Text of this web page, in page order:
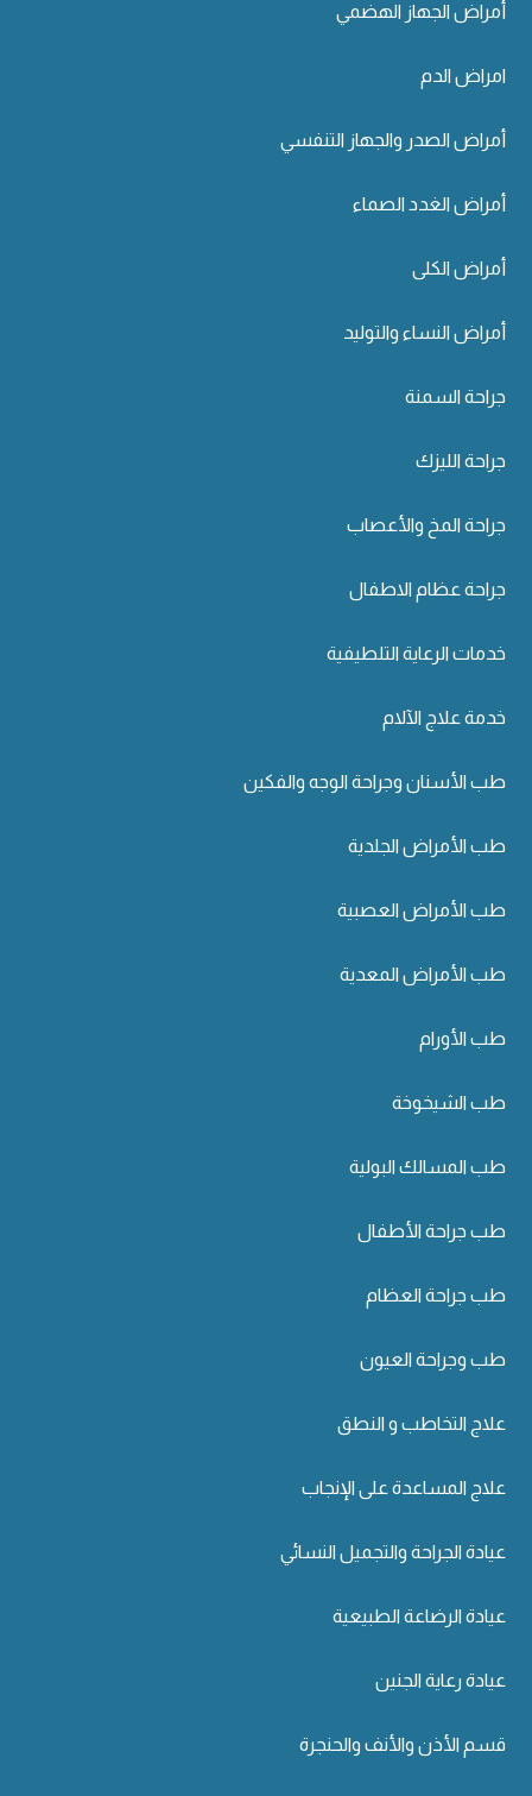
أمراض الجهاز الهضمي
امراض الدم
أمراض الصدر والجهاز التنفسي
أمراض الغدد الصماء
أمراض الكلى
أمراض النساء والتوليد
جراحة السمنة
جراحة الليزك
جراحة المخ والأعصاب
جراحة عظام الاطفال
خدمات الرعاية التلطيفية
خدمة علاج الآلام
طب الأسنان وجراحة الوجه والفكين
طب الأمراض الجلدية
طب الأمراض العصبية
طب الأمراض المعدية
طب الأورام
طب الشيخوخة
طب المسالك البولية
طب جراحة الأطفال
طب جراحة العظام
طب وجراحة العيون
علاج التخاطب و النطق
علاج المساعدة على الإنجاب
عيادة الجراحة والتجميل النسائي
عيادة الرضاعة الطبيعية
عيادة رعاية الجنين
قسم الأذن والأنف والحنجرة